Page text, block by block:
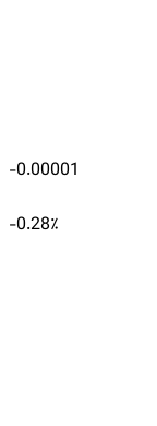
-0.00001
-0.28٪